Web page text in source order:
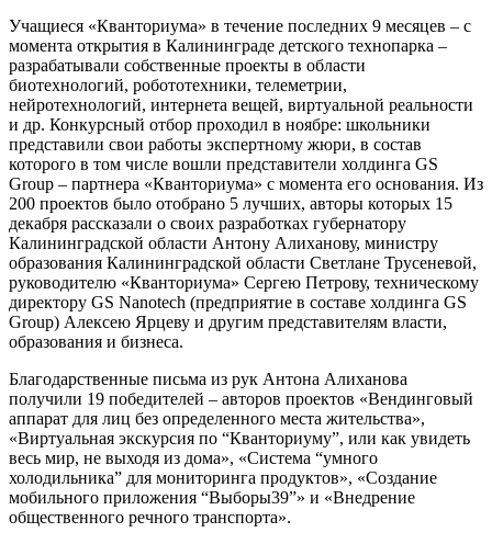
Учащиеся «Кванториума» в течение последних 9 месяцев – с
момента открытия в Калининграде детского технопарка –
разрабатывали собственные проекты в области
биотехнологий, робототехники, телеметрии,
нейротехнологий, интернета вещей, виртуальной реальности
и др. Конкурсный отбор проходил в ноябре: школьники
представили свои работы экспертному жюри, в состав
которого в том числе вошли представители холдинга GS
Group – партнера «Кванториума» с момента его основания. Из
200 проектов было отобрано 5 лучших, авторы которых 15
декабря рассказали о своих разработках губернатору
Калининградской области Антону Алиханову, министру
образования Калининградской области Светлане Трусеневой,
руководителю «Кванториума» Сергею Петрову, техническому
директору GS Nanotech (предприятие в составе холдинга GS
Group) Алексею Ярцеву и другим представителям власти,
образования и бизнеса.
Благодарственные письма из рук Антона Алиханова
получили 19 победителей – авторов проектов «Вендинговый
аппарат для лиц без определенного места жительства»,
«Виртуальная экскурсия по “Кванториуму”, или как увидеть
весь мир, не выходя из дома», «Система “умного
холодильника” для мониторинга продуктов», «Создание
мобильного приложения “Выборы39”» и «Внедрение
общественного речного транспорта».